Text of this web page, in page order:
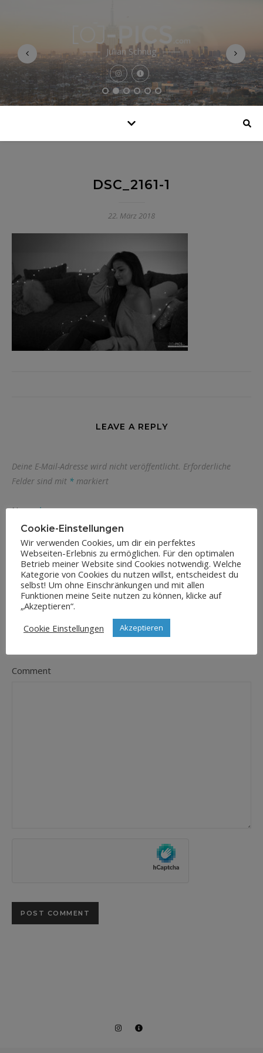
Julian Schnug
DSC_2161-1
22. März 2018
LEAVE A REPLY
Deine E-Mail-Adresse wird nicht veröffentlicht. Erforderliche
Felder sind mit * markiert
Name*
E-Mail-Adresse*
Comment
Cookie-Einstellungen
Wir verwenden Cookies, um dir ein perfektes
Webseiten-Erlebnis zu ermöglichen. Für den optimalen
Betrieb meiner Website sind Cookies notwendig. Welche
Kategorie von Cookies du nutzen willst, entscheidest du
selbst! Um ohne Einschränkungen und mit allen
Funktionen meine Seite nutzen zu können, klicke auf
„Akzeptieren“.
Cookie Einstellungen
Akzeptieren